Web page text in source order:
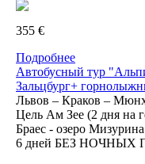
355 €
Подробнее
Автобусный тур
Зальцбург+
Львов – Краков –
Цель Ам Зее (2 дня на
Браес - озеро
6 дней БЕЗ НОЧНЫХ